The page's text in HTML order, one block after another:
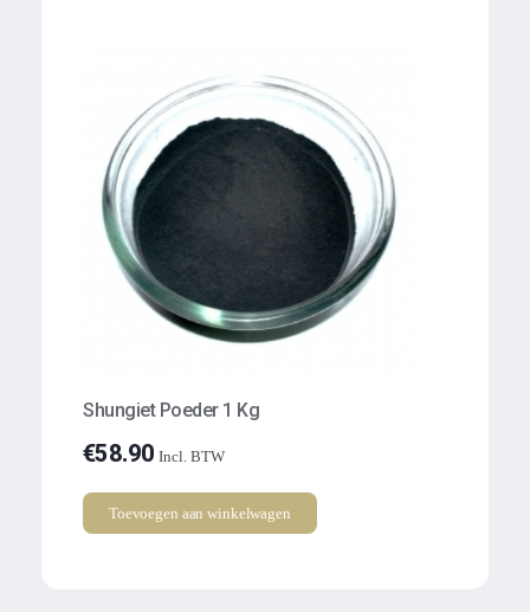
Shungiet Poeder 1 Kg
€58.90 Incl. BTW
Toevoegen aan winkelwagen